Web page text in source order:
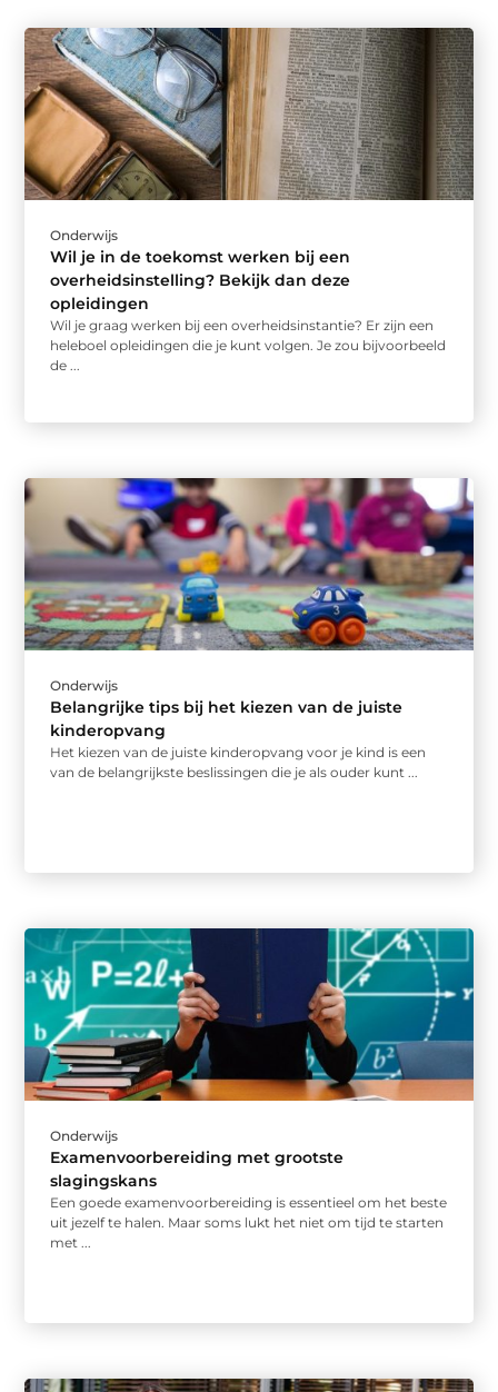
Onderwijs
Wil je in de toekomst werken bij een
overheidsinstelling? Bekijk dan deze
opleidingen
Wil je graag werken bij een overheidsinstantie? Er zijn een
heleboel opleidingen die je kunt volgen. Je zou bijvoorbeeld
de ...
Onderwijs
Belangrijke tips bij het kiezen van de juiste
kinderopvang
Het kiezen van de juiste kinderopvang voor je kind is een
van de belangrijkste beslissingen die je als ouder kunt ...
Onderwijs
Examenvoorbereiding met grootste
slagingskans
Een goede examenvoorbereiding is essentieel om het beste
uit jezelf te halen. Maar soms lukt het niet om tijd te starten
met ...